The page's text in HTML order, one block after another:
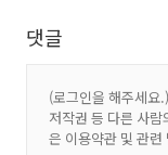
댓글